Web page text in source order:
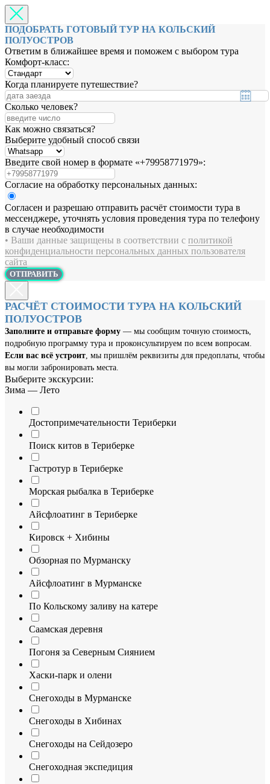
ПОДОБРАТЬ ГОТОВЫЙ ТУР НА КОЛЬСКИЙ
ПОЛУОСТРОВ
Ответим в ближайшее время и поможем с выбором тура
Комфорт-класс:
Когда планируете путешествие?
Сколько человек?
Как можно связаться?
Выберите удобный способ связи
Введите свой номер в формате «+79958771979»:
Согласие на обработку персональных данных:
Согласен и разрешаю отправить расчёт стоимости тура в
мессенджере, уточнять условия проведения тура по телефону
в случае необходимости
• Ваши данные защищены в соответствии с политикой
конфиденциальности персональных данных пользователя
сайта
ОТПРАВИТЬ
РАСЧЁТ СТОИМОСТИ ТУРА НА КОЛЬСКИЙ
ПОЛУОСТРОВ
Заполните и отправьте форму — мы сообщим точную стоимость,
подробную программу тура и проконсультируем по всем вопросам.
Если вас всё устроит, мы пришлём реквизиты для предоплаты, чтобы
вы могли забронировать места.
Выберите экскурсии:
Зима — Лето
Достопримечательности Териберки
Поиск китов в Териберке
Гастротур в Териберке
Морская рыбалка в Териберке
Айсфлоатинг в Териберке
Кировск + Хибины
Обзорная по Мурманску
Айсфлоатинг в Мурманске
По Кольскому заливу на катере
Саамская деревня
Погоня за Северным Сиянием
Хаски-парк и олени
Снегоходы в Мурманске
Снегоходы в Хибинах
Снегоходы на Сейдозеро
Снегоходная экспедиция